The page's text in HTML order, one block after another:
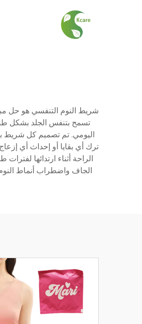
شريط النوم التنفسي هو حل
تسمح بتنفس الجلد بشكل
اليومي. تم تصميم كل شريط
ترك أي بقايا أو إحداث أي
الراحة أثناء ارتدائها
الجاف واضطراب أنماط